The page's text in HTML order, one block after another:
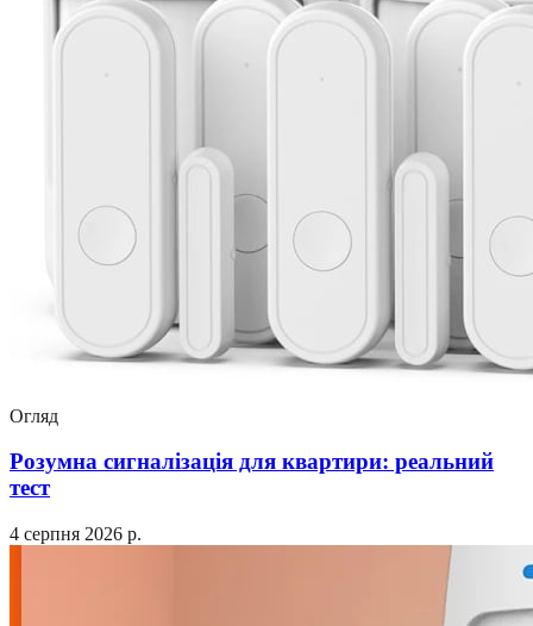
Огляд
Розумна сигналізація для квартири: реальний
тест
4 серпня 2026 р.